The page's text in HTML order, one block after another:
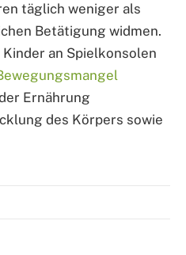
täglich weniger als
Betätigung widmen.
an Spielkonsolen
Ernährung
des Körpers sowie